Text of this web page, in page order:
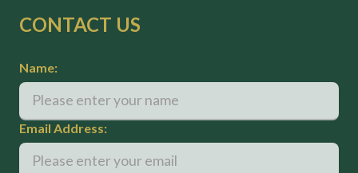
CONTACT US
Name:
Email Address: